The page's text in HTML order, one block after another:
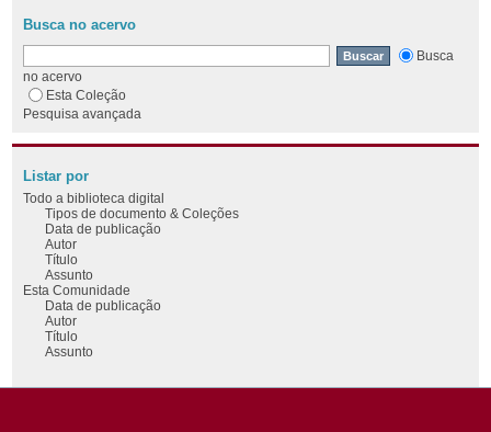
Busca no acervo
Busca
no acervo
Esta Coleção
Pesquisa avançada
Listar por
Todo a biblioteca digital
Tipos de documento & Coleções
Data de publicação
Autor
Título
Assunto
Esta Comunidade
Data de publicação
Autor
Título
Assunto